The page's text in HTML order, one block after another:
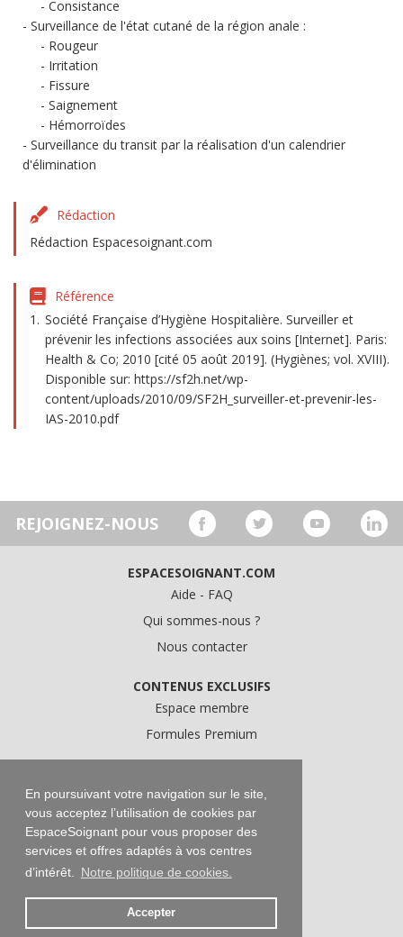
En poursuivant votre navigation sur le site,
vous acceptez l’utilisation de cookies par
EspaceSoignant pour vous proposer des
services et offres adaptés à vos centres
d’intérêt.
Notre politique de cookies.
Accepter
Consistance
Surveillance de l'état cutané de la région anale :
Rougeur
Irritation
Fissure
Saignement
Hémorroïdes
Surveillance du transit par la réalisation d'un calendrier
d'élimination
Rédaction
Rédaction Espacesoignant.com
Référence
Société Française d’Hygiène Hospitalière. Surveiller et
prévenir les infections associées aux soins [Internet]. Paris:
Health & Co; 2010 [cité 05 août 2019]. (Hygiènes; vol. XVIII).
Disponible sur: https://sf2h.net/wp-
content/uploads/2010/09/SF2H_surveiller-et-prevenir-les-
IAS-2010.pdf
REJOIGNEZ-NOUS
ESPACESOIGNANT.COM
Aide - FAQ
Qui sommes-nous ?
Nous contacter
CONTENUS EXCLUSIFS
Espace membre
Formules Premium
Conditions Générales d'Utilisation
Données personnelles
Conditions Générales de Vente
Mentions légales